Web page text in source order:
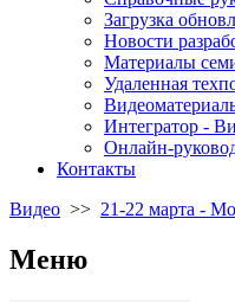
Загрузка
Новости
Материалы
Удаленная
Интегратор -
Онлайн-
Контакты
Видео >> 21-22 марта -
Меню